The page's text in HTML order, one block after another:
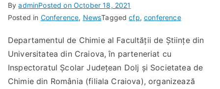
ByadminPosted on October 18, 2021
Posted in Conference, NewsTaggedcfp,conference
Departamentul de Chimie al Facultății de Științe din
Universitatea din Craiova, în parteneriat cu
Inspectoratul Școlar Județean Dolj și Societatea de
Chimie din România (filiala Craiova), organizează